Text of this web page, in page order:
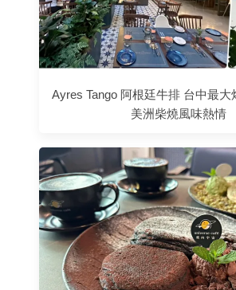
Ayres Tango 阿根廷牛排 台中最大
美洲柴燒風味熱情